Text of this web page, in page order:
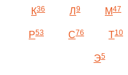
К36 Л 9 М47
Р53 С76 Т10
Э5